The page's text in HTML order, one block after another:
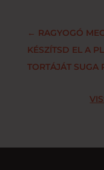
← RAGYOGÓ
KÉSZÍTSD EL A
TORTÁJÁT SUGA